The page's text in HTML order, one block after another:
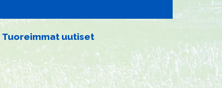
Tuoreimmat uutiset